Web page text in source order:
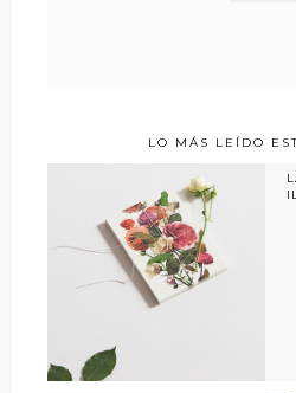
LO MÁS LEÍDO